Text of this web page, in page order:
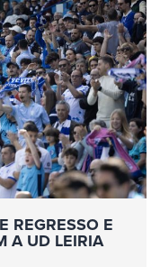
REGRESSO E
A UD LEIRIA